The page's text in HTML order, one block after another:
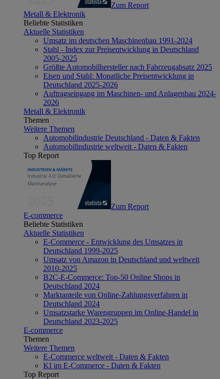
Zum Report
Metall & Elektronik
Beliebte Statistiken
Aktuelle Statistiken
Umsatz im deutschen Maschinenbau 1991-2024
Stahl - Index zur Preisentwicklung in Deutschland
2005-2025
Größte Automobilhersteller nach Fahrzeugabsatz 2025
Eisen und Stahl: Monatliche Preisentwicklung in
Deutschland 2025-2026
Auftragseingang im Maschinen- und Anlagenbau 2024-
2026
Metall & Elektronik
Themen
Weitere Themen
Automobilindustrie Deutschland - Daten & Fakten
Automobilindustrie weltweit - Daten & Fakten
Top Report
Zum Report
E-commerce
Beliebte Statistiken
Aktuelle Statistiken
E-Commerce - Entwicklung des Umsatzes in
Deutschland 1999-2025
Umsatz von Amazon in Deutschland und weltweit
2010-2025
B2C-E-Commerce: Top-50 Online Shops in
Deutschland 2024
Marktanteile von Online-Zahlungsverfahren in
Deutschland 2024
Umsatzstarke Warengruppen im Online-Handel in
Deutschland 2023-2025
E-commerce
Themen
Weitere Themen
E-Commerce weltweit - Daten & Fakten
KI im E-Commerce - Daten & Fakten
Top Report